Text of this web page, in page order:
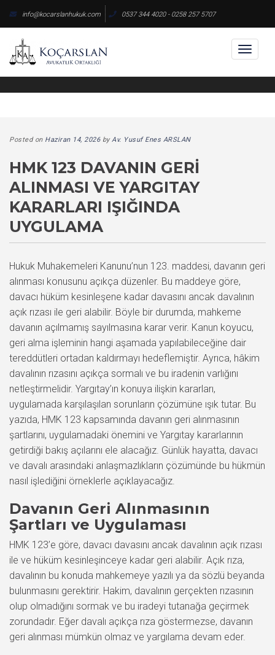
content
info@kocarslanhukuk.com 0537 344 4020 - 0258 257 5707
Posted on Haziran 14, 2026byAv. Yusuf Enes ARSLAN
HMK 123 DAVANIN GERI
ALINMASI VE YARGITAY
KARARLARI IŞIĞINDA
UYGULAMA
Hukuk Muhakemeleri Kanunu’nun 123. maddesi, davanın geri
alınması konusunu açıkça düzenler. Bu maddeye göre,
davacı hüküm kesinleşene kadar davasını ancak davalının
açık rızası ile geri alabilir. Böyle bir durumda, mahkeme
davanın açılmamış sayılmasına karar verir. Kanun koyucu,
geri alma işleminin hangi aşamada yapılabileceğine dair
tereddütleri ortadan kaldırmayı hedeflemiştir. Ayrıca, hâkim
davalının rızasını açıkça sormalı ve bu iradenin varlığını
netleştirmelidir. Yargıtay’ın konuya ilişkin kararları,
uygulamada karşılaşılan sorunların çözümüne ışık tutar. Bu
yazıda, HMK 123 kapsamında davanın geri alınmasının
şartlarını, uygulamadaki önemini ve Yargıtay kararlarının
getirdiği bakış açılarını ele alacağız. Günlük hayatta, davacı
ve davalı arasındaki anlaşmazlıkların çözümünde bu hükmün
nasıl işlediğini örneklerle açıklayacağız.
Davanın Geri Alınmasının
Şartları ve Uygulaması
HMK 123’e göre, davacı davasını ancak davalının açık rızası
ile ve hüküm kesinleşinceye kadar geri alabilir. Açık rıza,
davalının bu konuda mahkemeye yazılı ya da sözlü beyanda
bulunmasını gerektirir. Hakim, davalının gerçekten rızasının
olup olmadığını sormak ve bu iradeyi tutanağa geçirmek
zorundadır. Eğer davalı açıkça rıza göstermezse, davanın
geri alınması mümkün olmaz ve yargılama devam eder.